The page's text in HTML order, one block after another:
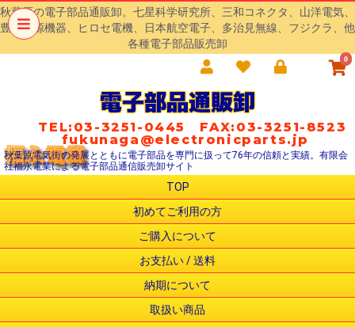
秋葉原の電子部品通販卸。七星科学研究所、三和コネクタ、山洋電気、
豊澄電源機器、ヒロセ電機、日本航空電子、多治見無線、フジクラ、他
各種電子部品販売卸
0
電子部品通販卸
TEL:03-3251-0445 FAX:03-3251-8523
fukunaga@electronicparts.jp
秋葉原電気街の発展とともに電子部品を専門に扱って76年の信頼と実績。有限会
社福永電業による電子部品通信販売卸サイト
TOP
初めてご利用の方
ご購入について
お支払い / 送料
納期について
取扱い商品